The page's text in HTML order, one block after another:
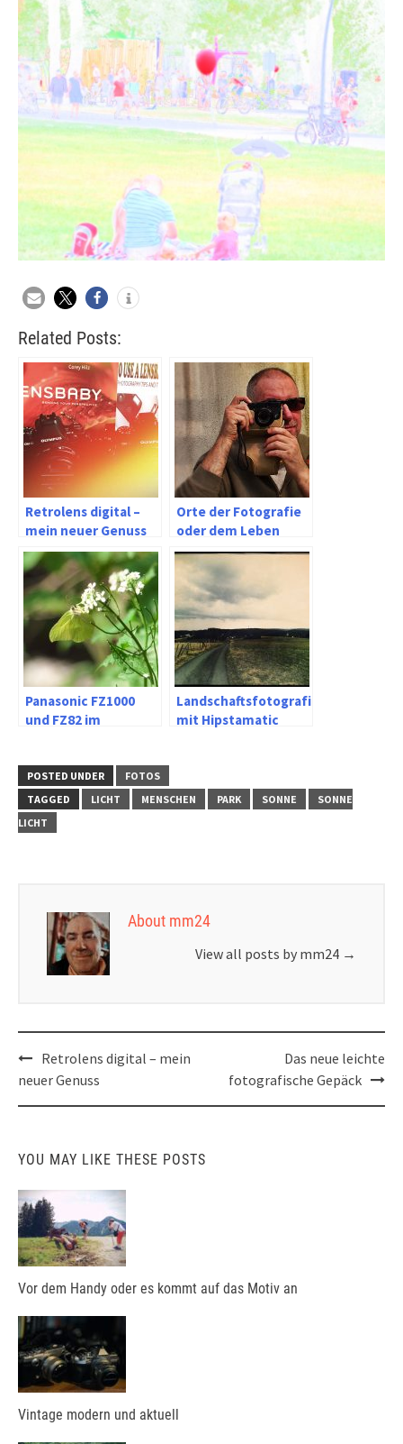
Related Posts:
Retrolens digital –
mein neuer Genuss
Orte der Fotografie
oder dem Leben
immer wieder eine
Orientierung geben
Panasonic FZ1000
und FZ82 im
Landschaftsfotografie
mit Hipstamatic
POSTED UNDER
FOTOS
TAGGED
LICHT MENSCHEN PARK SONNE
SONNE
LICHT
About mm24
View all posts by mm24 →
Post
navigation
Retrolens digital – mein
neuer Genuss
Das neue leichte
fotografische Gepäck
YOU MAY LIKE THESE POSTS
Vor dem Handy oder es kommt auf das Motiv an
Vintage modern und aktuell